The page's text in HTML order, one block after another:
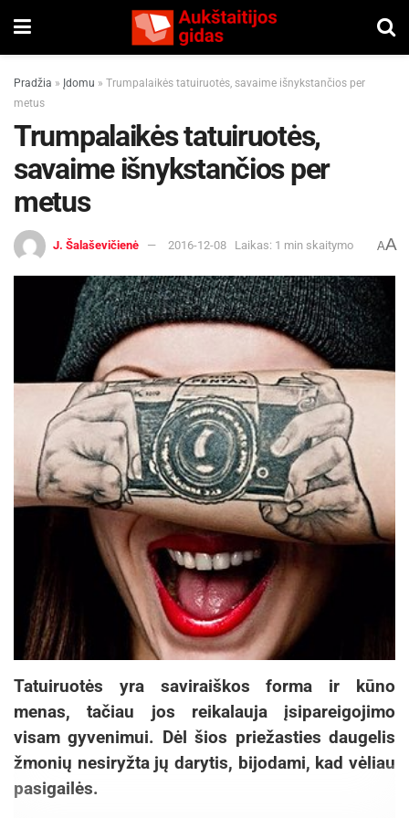
Pradžia » Įdomu » Trumpalaikės tatuiruotės, savaime išnykstančios per
metus
Trumpalaikės tatuiruotės,
savaime išnykstančios per
metus
J. Šalaševičienė 2016-12-08 Laikas: 1 min skaitymo AA
Tatuiruotės yra saviraiškos forma ir kūno
menas, tačiau jos reikalauja įsipareigojimo
visam gyvenimui. Dėl šios priežasties daugelis
žmonių nesiryžta jų darytis, bijodami, kad vėliau
pasigailės.